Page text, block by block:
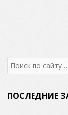
Search
for:
ПОСЛЕДНИЕ